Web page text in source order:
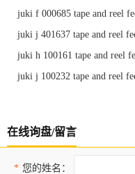
juki f 000685 tape and reel
juki j 401637 tape and reel
juki h 100161 tape and reel
juki j 100232 tape and reel
在线询盘/留言
* 您的姓名：